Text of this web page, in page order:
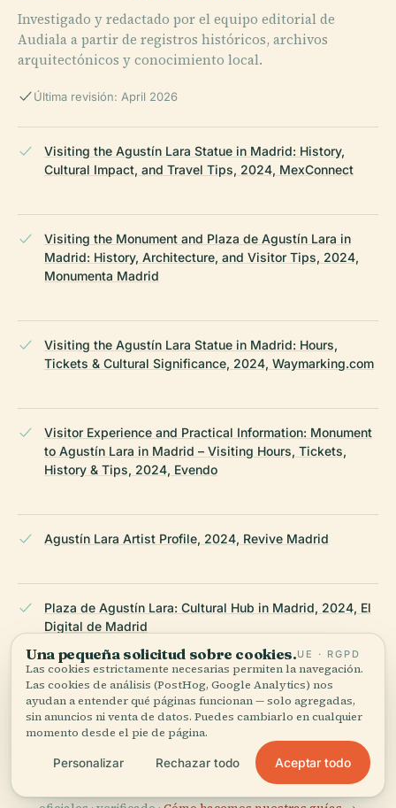
Investigado y redactado por el equipo editorial de
Audiala a partir de registros históricos, archivos
arquitectónicos y conocimiento local.
Última revisión: April 2026
Visiting the Agustín Lara Statue in Madrid: History,
Cultural Impact, and Travel Tips, 2024, MexConnect
Visiting the Monument and Plaza de Agustín Lara in
Madrid: History, Architecture, and Visitor Tips, 2024,
Monumenta Madrid
Visiting the Agustín Lara Statue in Madrid: Hours,
Tickets & Cultural Significance, 2024, Waymarking.com
Visitor Experience and Practical Information: Monument
to Agustín Lara in Madrid – Visiting Hours, Tickets,
History & Tips, 2024, Evendo
Agustín Lara Artist Profile, 2024, Revive Madrid
Plaza de Agustín Lara: Cultural Hub in Madrid, 2024, El
Digital de Madrid
Essential Information Madrid Tourism, 2024,
esmadrid.com
ÚLTIMA REVISIÓN: APRIL 2026
Documentado a partir de Wikidata, Wikipedia y fuentes
Una pequeña solicitud sobre cookies.UE · RGPD
Las cookies estrictamente necesarias permiten la navegación.
Las cookies de análisis (PostHog, Google Analytics) nos
ayudan a entender qué páginas funcionan — solo agregadas,
sin anuncios ni venta de datos. Puedes cambiarlo en cualquier
momento desde el pie de página.
Personalizar Rechazar todo Aceptar todo